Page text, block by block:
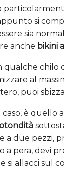
si
sia
anche bikini
qualche chilo
al
puoi
è quello a
a due pezzi,
a pera, devi
si allacci sul